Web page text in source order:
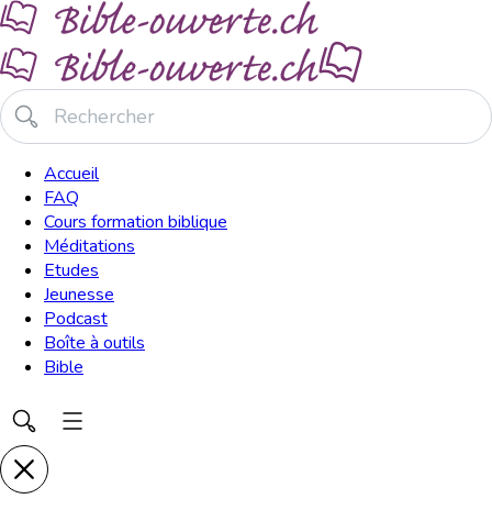
Accueil
FAQ
Cours formation biblique
Méditations
Etudes
Jeunesse
Podcast
Boîte à outils
Bible